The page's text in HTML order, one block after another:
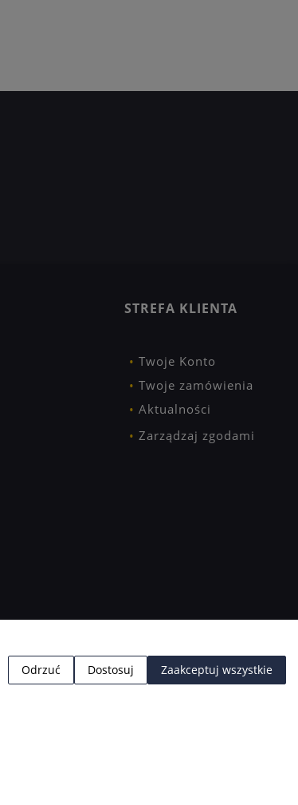
STREFA KLIENTA
Twoje Konto
Twoje zamówienia
Aktualności
Zarządzaj zgodami
Odrzuć Dostosuj
Zaakceptuj wszystkie